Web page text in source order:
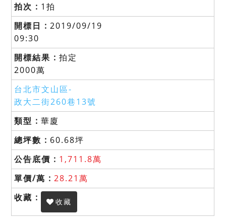
1拍
2019/09/19
09:30
拍定
2000萬
台北市文山區-
政大二街260巷13號
華廈
60.68坪
1,711.8萬
28.21萬
收藏